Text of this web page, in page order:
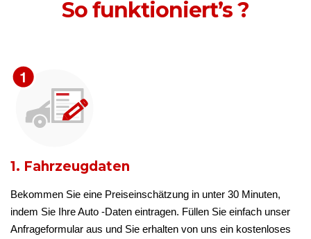
So funktioniert’s ?
1. Fahrzeugdaten
Bekommen Sie eine Preiseinschätzung in unter 30 Minuten,
indem Sie Ihre Auto -Daten eintragen. Füllen Sie einfach unser
Anfrageformular aus und Sie erhalten von uns ein kostenloses